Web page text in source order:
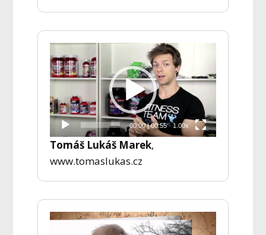
přehrávač
00:00|00:55 1.00x
Tomáš Lukáš Marek,
www.tomaslukas.cz
Video